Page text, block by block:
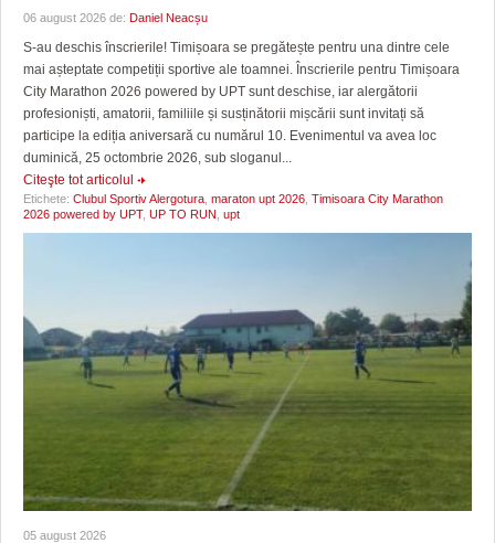
06 august 2026 de: Daniel Neacșu
S-au deschis înscrierile! Timișoara se pregătește pentru una dintre cele
mai așteptate competiții sportive ale toamnei. Înscrierile pentru Timișoara
City Marathon 2026 powered by UPT sunt deschise, iar alergătorii
profesioniști, amatorii, familiile și susținătorii mișcării sunt invitați să
participe la ediția aniversară cu numărul 10. Evenimentul va avea loc
duminică, 25 octombrie 2026, sub sloganul...
Citeşte tot articolul
Etichete: Clubul Sportiv Alergotura maraton upt 2026 Timisoara City Marathon
2026 powered by UPT, UP TO RUN upt
05 august 2026